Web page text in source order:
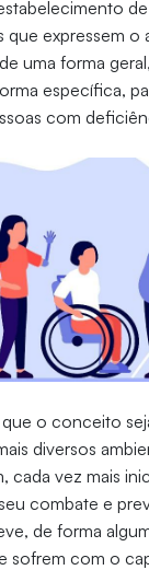
expressem o
uma forma
específica,
com
o conceito
diversos
cada vez mais
combate e
de forma
sofrem com o